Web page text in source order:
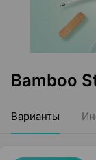
Bamboo
Варианты